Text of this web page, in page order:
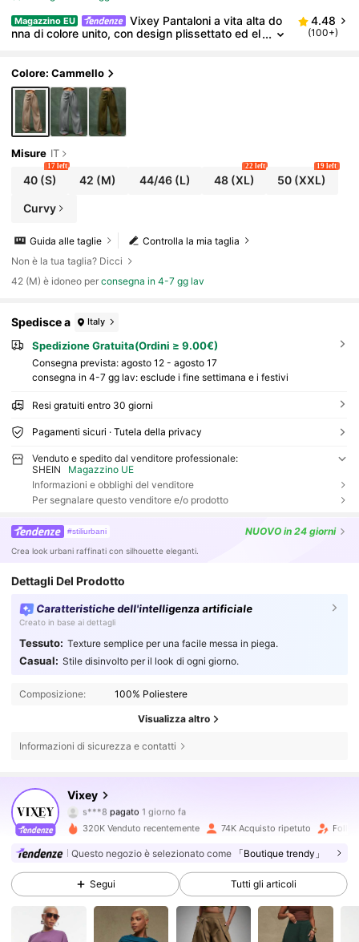
Magazzino EU
Vixey Pantaloni a vita alta do
nna di colore unito, con design plissettato ed el
4.48
(100+)
Colore: Cammello
Misure IT
40(S)
17 left
42 (M) 44/46(L) 48(XL)
22 left
50 (XXL)
19 left
Curvy
Controlla la mia taglia
Guida alle taglie
Non è la tua taglia? Dicci
42 (M) è idoneo perconsegna in 4-7 gg lav
Spedisce a Italy
Spedizione Gratuita(Ordini ≥ 9.00€)
Consegna prevista: agosto 12 - agosto 17
consegna in 4-7 gg lav: esclude i fine settimana e i festivi
Resi gratuiti entro 30 giorni
Pagamenti sicuri · Tutela della privacy
Venduto e spedito dal venditore professionale:
SHEIN
Magazzino UE
Informazioni e obblighi del venditore
Per segnalare questo venditore e/o prodotto
#stiliurbani NUOVO in 24 giorni
Crea look urbani raffinati con silhouette eleganti.
Dettagli Del Prodotto
Caratteristiche dell'intelligenza artificiale
Creato in base ai dettagli
Tessuto: Texture semplice per una facile messa in piega.
Casual: Stile disinvolto per il look di ogni giorno.
Composizione: 100% Poliestere
Visualizza altro
Informazioni di sicurezza e contatti
Vixey
s***8
d***1segue5 ore fa
4.77 229K Follower
320K Venduto recentemente 74K Acquisto ripetuto
Questo negozio è selezionato come 「Boutique trendy」
Segui Tutti gli articoli